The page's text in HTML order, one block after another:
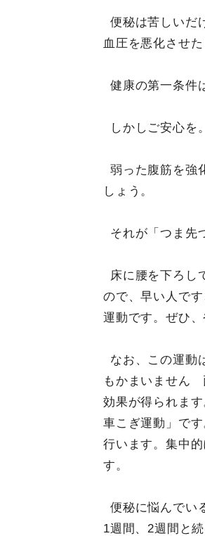
便秘は苦しいだ
血圧を悪化させ
健康の第一条件
しかしご安心を
弱った腹筋を強
しょう。
それが「つま先
床に腰を下ろし
ので、早い人で
運動です。ぜひ、
なお、この運動
もかまいません
効果が得られま
車こぎ運動」で
行います。集中
す。
便秘に悩んでい
1週間、2週間と